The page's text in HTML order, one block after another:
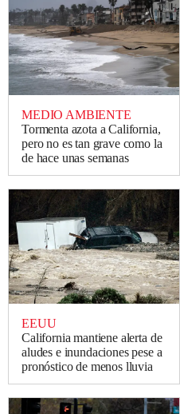
MEDIO AMBIENTE
Tormenta azota a California,
pero no es tan grave como la
de hace unas semanas
EEUU
California mantiene alerta de
aludes e inundaciones pese a
pronóstico de menos lluvia